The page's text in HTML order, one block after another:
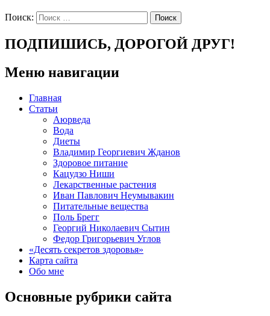
Поиск:
ПОДПИШИСЬ, ДОРОГОЙ ДРУГ!
Меню навигации
Главная
Статьи
Аюрведа
Вода
Диеты
Владимир Георгиевич Жданов
Здоровое питание
Кацудзо Ниши
Лекарственные растения
Иван Павлович Неумывакин
Питательные вещества
Поль Брегг
Георгий Николаевич Сытин
Федор Григорьевич Углов
«Десять секретов здоровья»
Карта сайта
Обо мне
Основные рубрики сайта